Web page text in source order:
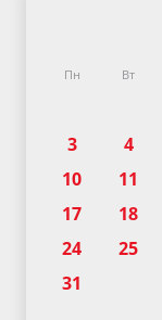
Пн Вт
3
4
10
11
17
18
24
25
31